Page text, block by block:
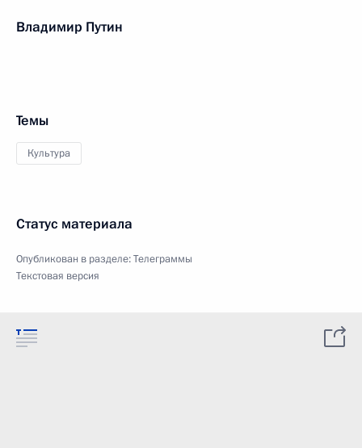
Владимир Путин
Темы
Культура
Статус материала
Опубликован в разделе:Телеграммы
Текстовая версия